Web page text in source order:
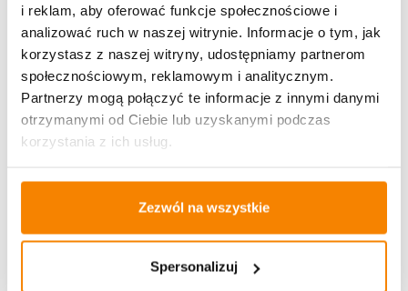
i reklam, aby oferować funkcje społecznościowe i
analizować ruch w naszej witrynie. Informacje o tym, jak
korzystasz z naszej witryny, udostępniamy partnerom
społecznościowym, reklamowym i analitycznym.
Partnerzy mogą połączyć te informacje z innymi danymi
otrzymanymi od Ciebie lub uzyskanymi podczas
korzystania z ich usług.
Zezwól na wszystkie
Spersonalizuj
Potrzebujesz większą ilość? Zapraszamy do naszej
hurtowniiPrzejdź do hurtowni B2B
Opinie klientów
Więcej z kategorii Kwiaty sztuczne